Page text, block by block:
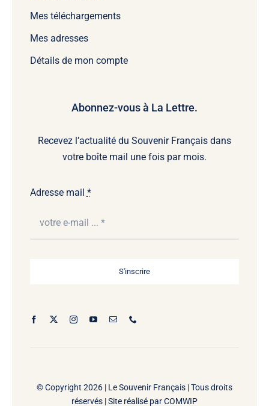
Mes téléchargements
Mes adresses
Détails de mon compte
Abonnez-vous à La Lettre.
Recevez l’actualité du Souvenir Français dans
votre boîte mail une fois par mois.
Adresse mail *
S'inscrire
© Copyright 2026 | Le Souvenir Français | Tous droits
réservés | Site réalisé parCOMWIP